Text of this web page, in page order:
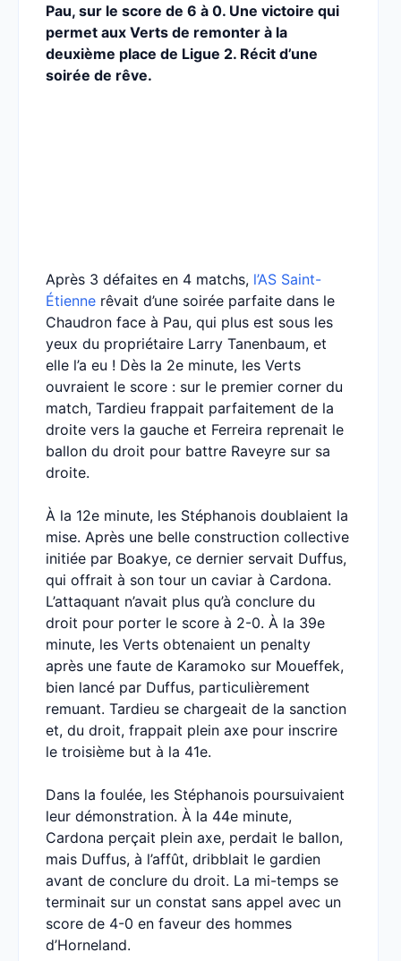
Pau, sur le score de 6 à 0. Une victoire qui
permet aux Verts de remonter à la
deuxième place de Ligue 2. Récit d’une
soirée de rêve.
Après 3 défaites en 4 matchs, l’AS Saint-
Étienne rêvait d’une soirée parfaite dans le
Chaudron face à Pau, qui plus est sous les
yeux du propriétaire Larry Tanenbaum, et
elle l’a eu ! Dès la 2e minute, les Verts
ouvraient le score : sur le premier corner du
match, Tardieu frappait parfaitement de la
droite vers la gauche et Ferreira reprenait le
ballon du droit pour battre Raveyre sur sa
droite.
À la 12e minute, les Stéphanois doublaient la
mise. Après une belle construction collective
initiée par Boakye, ce dernier servait Duffus,
qui offrait à son tour un caviar à Cardona.
L’attaquant n’avait plus qu’à conclure du
droit pour porter le score à 2-0. À la 39e
minute, les Verts obtenaient un penalty
après une faute de Karamoko sur Moueffek,
bien lancé par Duffus, particulièrement
remuant. Tardieu se chargeait de la sanction
et, du droit, frappait plein axe pour inscrire
le troisième but à la 41e.
Dans la foulée, les Stéphanois poursuivaient
leur démonstration. À la 44e minute,
Cardona perçait plein axe, perdait le ballon,
mais Duffus, à l’affût, dribblait le gardien
avant de conclure du droit. La mi-temps se
terminait sur un constat sans appel avec un
score de 4-0 en faveur des hommes
d’Horneland.